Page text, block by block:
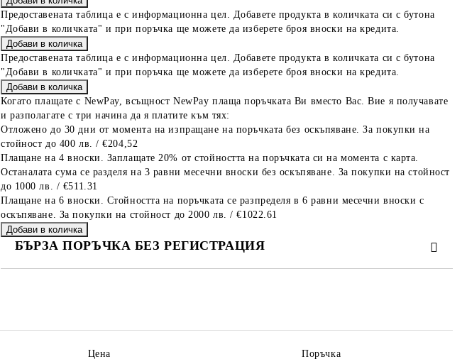
Предоставената таблица е с информационна цел. Добавете продукта в количката си с бутона
"Добави в количката" и при поръчка ще можете да изберете броя вноски на кредита.
Предоставената таблица е с информационна цел. Добавете продукта в количката си с бутона
"Добави в количката" и при поръчка ще можете да изберете броя вноски на кредита.
Когато плащате с NewPay, всъщност NewPay плаща поръчката Ви вместо Вас. Вие я получавате
и разполагате с три начина да я платите към тях:
Отложено до 30 дни от момента на изпращане на поръчката без оскъпяване. За покупки на
стойност до 400 лв. / €204,52
Плащане на 4 вноски. Заплащате 20% от стойността на поръчката си на момента с карта.
Останалата сума се разделя на 3 равни месечни вноски без оскъпяване. За покупки на стойност
до 1000 лв. / €511.31
Плащане на 6 вноски. Стойността на поръчката се разпределя в 6 равни месечни вноски с
оскъпяване. За покупки на стойност до 2000 лв. / €1022.61
БЪРЗА ПОРЪЧКА БЕЗ РЕГИСТРАЦИЯ
Цена
Поръчка